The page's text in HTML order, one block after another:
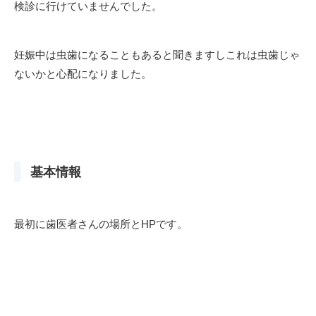
検診に行けていませんでした。
妊娠中は虫歯になることもあると聞きますしこれは虫歯じゃ
ないかと心配になりました。
基本情報
最初に歯医者さんの場所とHPです。